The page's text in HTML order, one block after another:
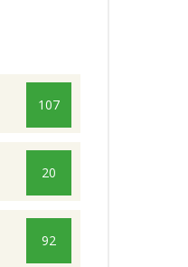
107
20
92